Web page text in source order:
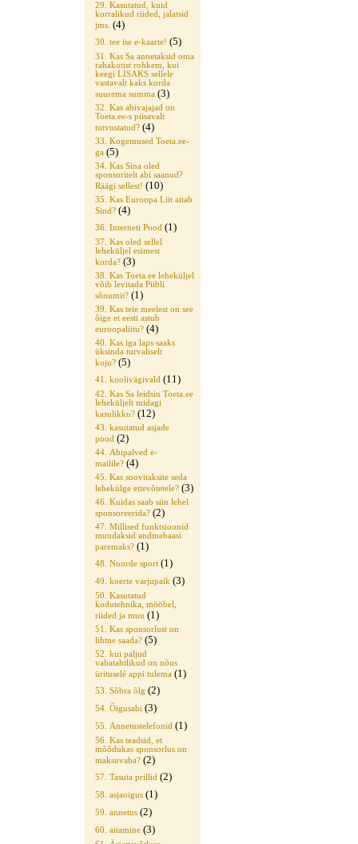
29. Kasutatud, kuid
korralikud riided, jalatsid
jms. (4)
30. tee ise e-kaarte! (5)
31. Kas Sa annetaksid oma
rahakotist rohkem, kui
keegi LISAKS sellele
vastavalt kaks korda
suurema summa (3)
32. Kas abivajajad on
Toeta.ee-s piisavalt
tutvustatud? (4)
33. Kogemused Toeta.ee-
ga (5)
34. Kas Sina oled
sponsoritelt abi saanud?
Räägi sellest! (10)
35. Kas Euroopa Liit aitab
Sind? (4)
36. Interneti Pood (1)
37. Kas oled sellel
leheküljel esimest
korda? (3)
38. Kas Toeta.ee leheküljel
võib levitada Piibli
sõnumit? (1)
39. Kas teie meelest on see
õige et eesti astub
euroopaliitu? (4)
40. Kas iga laps saaks
üksinda turvaliselt
koju? (5)
41. koolivägivald (11)
42. Kas Sa leidsin Toeta.ee
leheküljelt midagi
kasulikku? (12)
43. kasutatud asjade
pood (2)
44. Abipalved e-
mailile? (4)
45. Kas soovitaksite seda
lehekülge ettevõtetele? (3)
46. Kuidas saab siin lehel
sponsoreerida? (2)
47. Millised funktsioonid
muudaksid andmebaasi
paremaks? (1)
48. Noorde sport (1)
49. koerte varjupaik (3)
50. Kasutatud
kodutehnika, mööbel,
riided ja muu (1)
51. Kas sponsorlust on
lihtne saada? (5)
52. kui paljud
vabatahtlikud on nõus
ürituselé appi tulema (1)
53. Sõbra õlg (2)
54. Õigusabi (3)
55. Annetustelefonid (1)
56. Kas teadsid, et
mõõdukas sponsorlus on
maksuvaba? (2)
57. Tasuta prillid (2)
58. asjaoigus (1)
59. annetus (2)
60. aitamine (3)